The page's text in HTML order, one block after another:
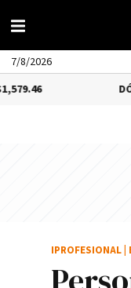
7/8/2026
IPROFESIONAL